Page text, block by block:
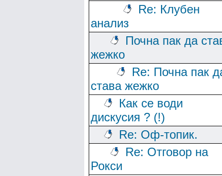
Re: Клубен
анализ
Почна пак да
жежко
Re: Почна пак
става жежко
Как се води
дискусия ? (!)
Re: Оф-топик.
Re: Отговор на
Рокси